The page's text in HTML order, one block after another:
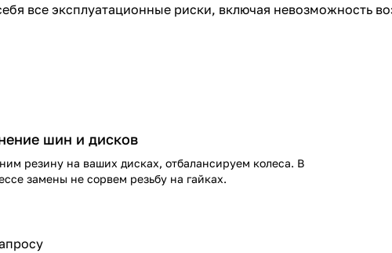
все эксплуатационные риски, включая невозможность
шин и дисков
резину на ваших дисках, отбалансируем колеса. В
замены не сорвем резьбу на гайках.